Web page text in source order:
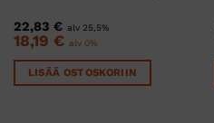
22,83 € alv 25,5%
18,19 € alv 0%
LISÄÄ OSTOSKORIIN